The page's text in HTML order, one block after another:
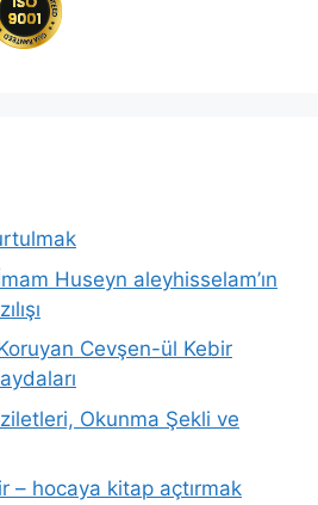
Huseyn aleyhisselam’ın
Cevşen-ül Kebir
Okunma Şekli ve
– hocaya kitap açtırmak